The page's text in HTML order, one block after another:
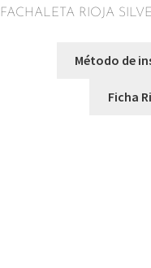
FACHALETA RIOJA